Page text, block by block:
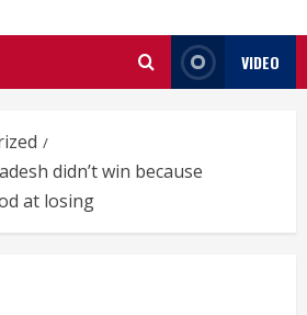
VIDEO
didn’t win because
at losing